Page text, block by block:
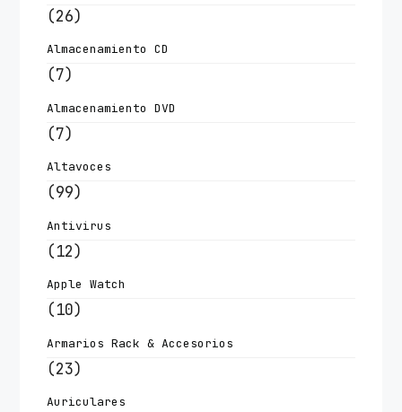
(26)
Almacenamiento CD
(7)
Almacenamiento DVD
(7)
Altavoces
(99)
Antivirus
(12)
Apple Watch
(10)
Armarios Rack & Accesorios
(23)
Auriculares